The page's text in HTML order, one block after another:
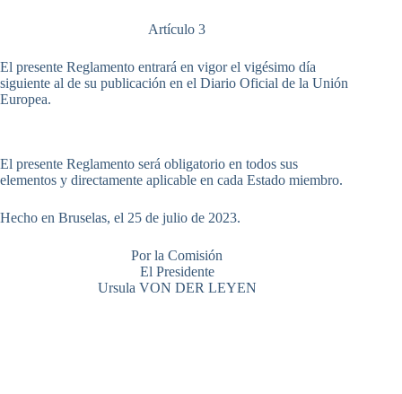
Artículo 3
El presente Reglamento entrará en vigor el vigésimo día
siguiente al de su publicación en el Diario Oficial de la Unión
Europea.
El presente Reglamento será obligatorio en todos sus
elementos y directamente aplicable en cada Estado miembro.
Hecho en Bruselas, el 25 de julio de 2023.
Por la Comisión
El Presidente
Ursula VON DER LEYEN